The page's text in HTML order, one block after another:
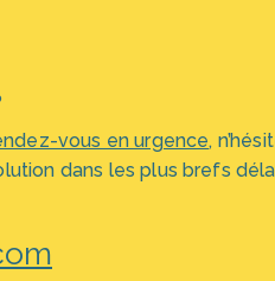
vous en urgence,
dans les plus brefs